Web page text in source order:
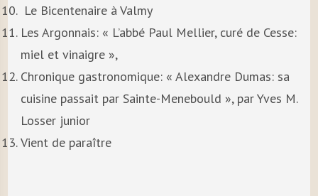
Le Bicentenaire à Valmy
Les Argonnais: « L’abbé Paul Mellier, curé de Cesse:
miel et vinaigre »,
Chronique gastronomique: « Alexandre Dumas: sa
cuisine passait par Sainte-Menebould », par Yves M.
Losser junior
Vient de paraître